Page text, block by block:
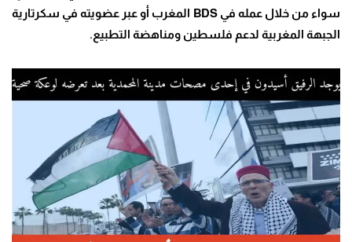
سواء من خلال عمله في BDS
المغرب أو عبر عضويته في سكرتارية
الجبهة المغربية لدعم فلسطين ومناهضة التطبيع.